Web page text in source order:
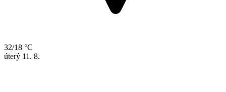
32/18 °C
úterý 11. 8.